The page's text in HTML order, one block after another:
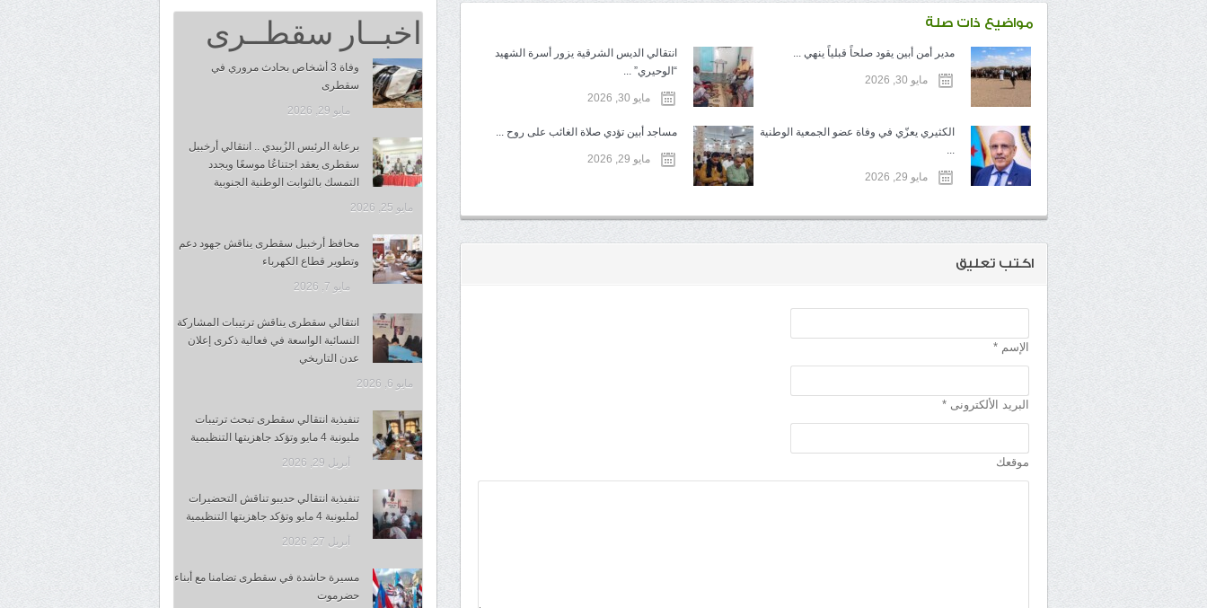
مواضيع ذات صلة
مدير أمن أبين يقود صلحاً قبلياً ينهي ...
مايو 30, 2026
انتقالي الديس الشرقية يزور أسرة الشهيد
“الوحيري” ...
مايو 30, 2026
الكثيري يعزّي في وفاة عضو الجمعية الوطنية
مايو 29, 2026
مساجد أبين تؤدي صلاة الغائب على روح ...
مايو 29, 2026
اكتب تعليق
الإسم *
البريد الألكترونى *
موقعك
اخبــار سقطــرى
وفاة 3 أشخاص بحادث مروري في
سقطرى
مايو 29, 2026
برعاية الرئيس الزُبيدي .. انتقالي أرخبيل
سقطرى يعقد اجتناعُا موسعًا ويجدد
التمسك بالثوابت الوطنية الجنوبية
مايو 25, 2026
محافظ أرخبيل سقطرى يناقش جهود دعم
وتطوير قطاع الكهرباء
مايو 7, 2026
انتقالي سقطرى يناقش ترتيبات المشاركة
النسائية الواسعة في فعالية ذكرى إعلان
عدن التاريخي
مايو 6, 2026
تنفيذية انتقالي سقطرى تبحث ترتيبات
مليونية 4 مايو وتؤكد جاهزيتها التنظيمية
أبريل 29, 2026
تنفيذية انتقالي حديبو تناقش التحضيرات
لمليونية 4 مايو وتؤكد جاهزيتها التنظيمية
أبريل 27, 2026
مسيرة حاشدة في سقطرى تضامنا مع أبناء
حضرموت